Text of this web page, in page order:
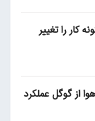
را تغییر
از گوگل عملکرد